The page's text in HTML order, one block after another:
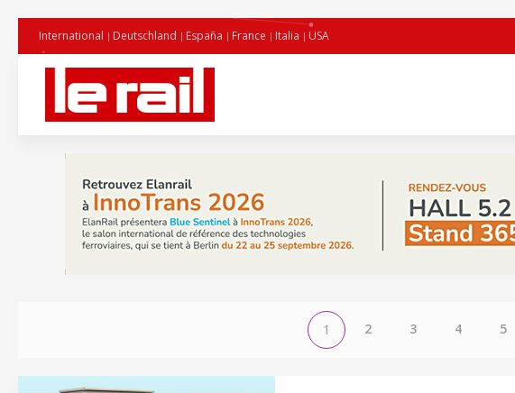
International Deutschland España France Italia USA
1 2 3 4 5